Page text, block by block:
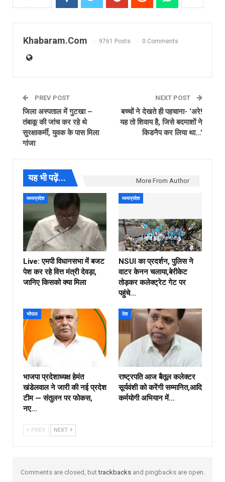
Khabaram.Com 9761 Posts 0 Comments
PREV POST
जिला अस्पताल में गुटखा –
तंबाकू की जांच कर रहे थे
सुरक्षाकर्मी, युवक के पास मिला
गांजा
NEXT POST
बच्चों ने देखते ही पहचाना- ‘अरे!
यह तो शिवाय है, जिसे बदमाशों ने
किडनैप कर लिया था…’
यह भी पढ़ें... More From Author
मध्यप्रदेश
Live: एमपी विधानसभा में बजट
पेश कर रहे वित्त मंत्री देवड़ा,
जानिए किसको क्या मिला
मध्यप्रदेश
NSUI का प्रदर्शन, पुलिस ने
वाटर केनन चलाया,बेरीकेट
तोड़कर कलेक्ट्रेट गेट पर
पहुंचे…
भोपाल
भाजपा प्रदेशाध्यक्ष हेमंत
खंडेलवाल ने जारी की नई प्रदेश
टीम — संतुलन पर फोकस,
नए…
देश
राष्ट्रपति आज बैतूल कलेक्टर
सूर्यवंशी को करेंगी सम्मानित,आदि
कर्मयोगी अभियान में…
PREV NEXT
Comments are closed, buttrackbacksand pingbacks are open.